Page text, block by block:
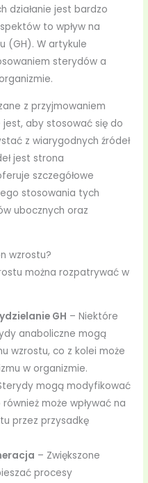
działanie jest bardzo
to wpływ na
(GH). W artykule
sterydów a
z przyjmowaniem
aby stosować się do
z wiarygodnych źródeł
jest strona
szczegółowe
stosowania tych
ubocznych oraz
wzrostu?
można rozpatrywać w
GH – Niektóre
anaboliczne mogą
wzrostu, co z kolei może
w organizmie.
mogą modyfikować
może wpływać na
przez przysadkę
– Zwiększone
procesy